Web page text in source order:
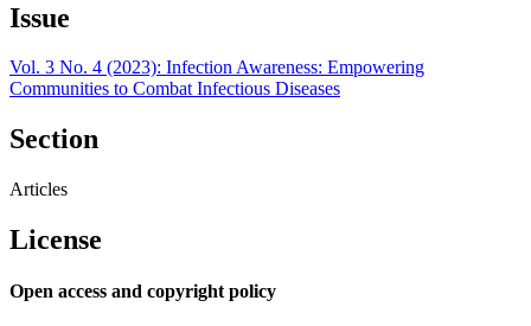
Issue
Vol. 3 No. 4 (2023): Infection Awareness: Empowering
Communities to Combat Infectious Diseases
Section
Articles
License
Open access and copyright policy